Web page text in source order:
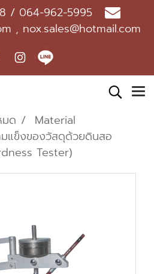
/ 064-962-5995
, nox.sales@hotmail.com
ด
Material
แข็งของวัสดุด้วยดินสอ
Tester)